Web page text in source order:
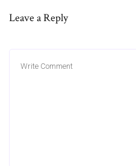
Leave a Reply